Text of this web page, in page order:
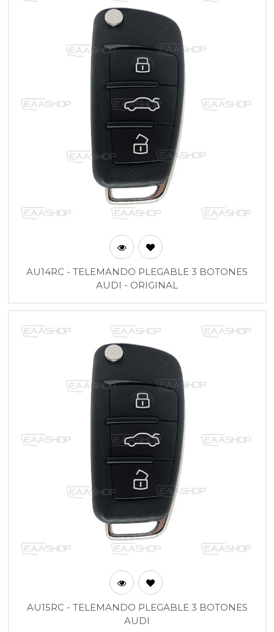
AU14RC - TELEMANDO PLEGABLE 3 BOTONES
AUDI - ORIGINAL
AU15RC - TELEMANDO PLEGABLE 3 BOTONES
AUDI